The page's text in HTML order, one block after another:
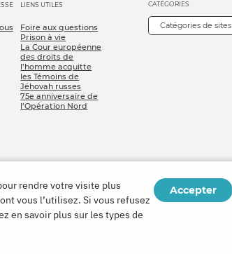
LIENS UTILES
Foire aux questions
Prison à vie
La Cour européenne
des droits de
l’homme acquitte
les Témoins de
Jéhovah russes
75e anniversaire de
l’Opération Nord
CATÉGORIES
Catégories de sites
rendre votre visite plus
vous l’utilisez. Si vous refusez
en savoir plus sur les types de
Accepter